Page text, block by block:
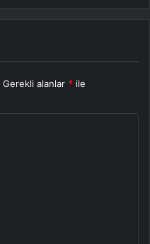
Gerekli alanlar * ile